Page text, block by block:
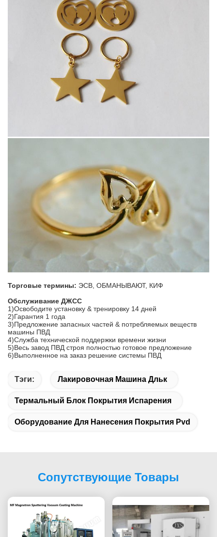
Торговые термины: ЭСВ, ОБМАНЫВАЮТ, КИФ
Обслуживание ДЖСС
1)Освободите установку & тренировку 14 дней
2)Гарантия 1 года
3)Предложение запасных частей & потребляемых веществ
машины ПВД
4)Служба технической поддержки времени жизни
5)Весь завод ПВД строя полностью готовое предложение
6)Выполненное на заказ решение системы ПВД
Тэги: Лакировочная Машина Дльк
Термальный Блок Покрытия Испарения
Оборудование Для Нанесения Покрытия Pvd
Сопутствующие Товары